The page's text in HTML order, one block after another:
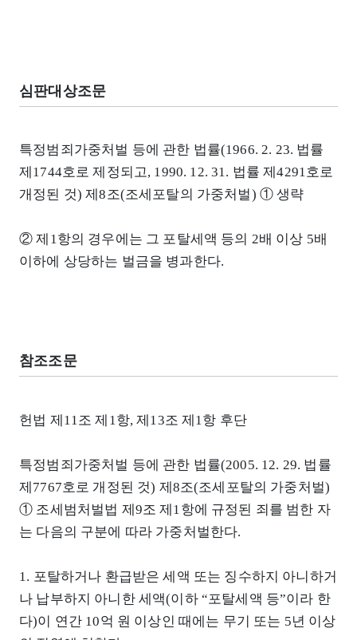
심판대상조문
특정범죄가중처벌 등에 관한 법률(1966. 2. 23. 법률
제1744호로 제정되고, 1990. 12. 31. 법률 제4291호로
개정된 것) 제8조(조세포탈의 가중처벌) ① 생략
② 제1항의 경우에는 그 포탈세액 등의 2배 이상 5배
이하에 상당하는 벌금을 병과한다.
참조조문
헌법 제11조 제1항, 제13조 제1항 후단
특정범죄가중처벌 등에 관한 법률(2005. 12. 29. 법률
제7767호로 개정된 것) 제8조(조세포탈의 가중처벌)
① 조세범처벌법 제9조 제1항에 규정된 죄를 범한 자
는 다음의 구분에 따라 가중처벌한다.
1. 포탈하거나 환급받은 세액 또는 징수하지 아니하거
나 납부하지 아니한 세액(이하 “포탈세액 등”이라 한
다)이 연간 10억 원 이상인 때에는 무기 또는 5년 이상